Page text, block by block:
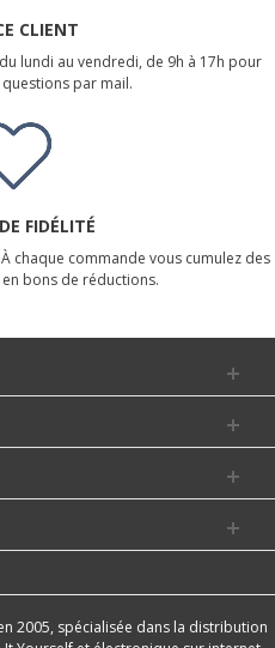
CLIENT
lundi au vendredi, de 9h à 17h pour
par mail.
FIDÉLITÉ
chaque commande vous cumulez des
bons de réductions.
2005, spécialisée dans la distribution